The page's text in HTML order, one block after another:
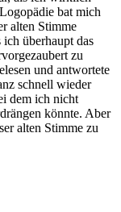
bat mich
alten Stimme
überhaupt das
zu
und antwortete
schnell wieder
dem ich nicht
könnte. Aber
alten Stimme zu